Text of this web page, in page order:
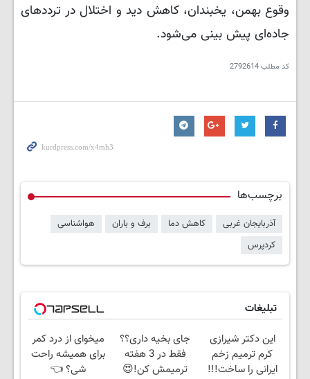
وقوع بهمن، یخبندان، کاهش دید و اختلال در ترددهای
جاده‌ای پیش بینی می‌شود.
کد مطلب2792614
برچسب‌ها
آذربایجان غربی کاهش دما برف و باران
هواشناسی
کردپرس
تبلیغات
این دکتر شیرازی
کرم ترمیم زخم
ایرانی را ساخت!!!
جای بخیه داری؟؟
فقط در 3 هفته
ترمیمش کن!😍
میخوای از درد کمر
برای همیشه راحت
شی؟ 👈